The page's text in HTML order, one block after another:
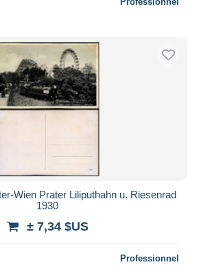
Wien Prater Liliputhahn u. Riesenrad
1930
± 7,34 $US
Professionnel